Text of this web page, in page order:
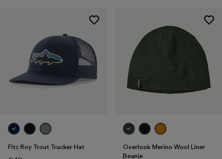
Fitz Roy Trout Trucker Hat
Overlook Merino Wool Liner
Beanie